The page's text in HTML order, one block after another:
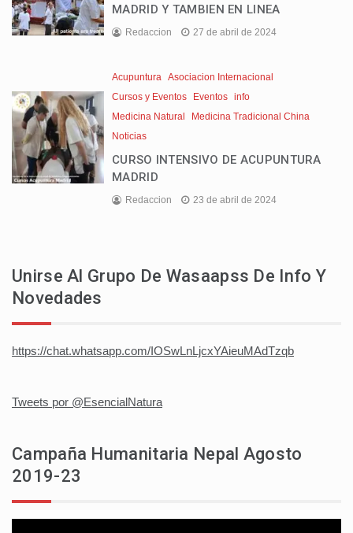
MADRID Y TAMBIEN EN LINEA
Redaccion 27 de abril de 2024
Acupuntura Asociacion Internacional
Cursos y Eventos
Eventos info
Medicina Natural
Medicina Tradicional China
Noticias
CURSO INTENSIVO DE ACUPUNTURA
MADRID
Redaccion 23 de abril de 2024
Unirse Al Grupo De Wasaapss De Info Y
Novedades
https://chat.whatsapp.com/IOSwLnLjcxYAieuMAdTzqb
Tweets por @EsencialNatura
Campaña Humanitaria Nepal Agosto
2019-23